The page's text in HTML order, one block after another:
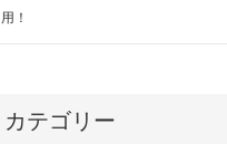
用！
カテゴリー